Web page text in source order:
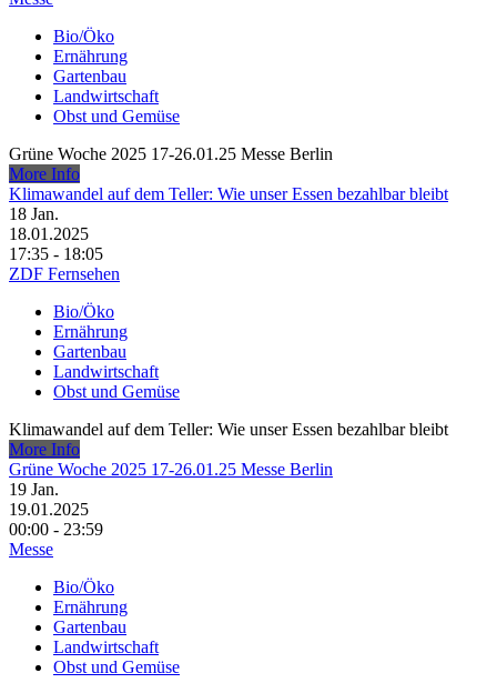
Bio/Öko
Ernährung
Gartenbau
Landwirtschaft
Obst und Gemüse
Grüne Woche 2025 17-26.01.25 Messe Berlin
More Info
Klimawandel auf dem Teller: Wie unser Essen bezahlbar bleibt
18 Jan.
18.01.2025
17:35 - 18:05
ZDF Fernsehen
Bio/Öko
Ernährung
Gartenbau
Landwirtschaft
Obst und Gemüse
Klimawandel auf dem Teller: Wie unser Essen bezahlbar bleibt
More Info
Grüne Woche 2025 17-26.01.25 Messe Berlin
19 Jan.
19.01.2025
00:00 - 23:59
Messe
Bio/Öko
Ernährung
Gartenbau
Landwirtschaft
Obst und Gemüse